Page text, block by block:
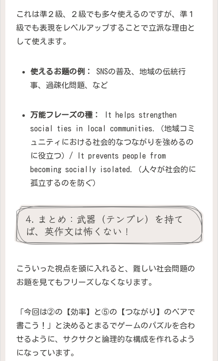
これは準２級、２級でも多々使えるのですが、準１
級でも表現をレベルアップすることで立派な理由と
して使えます。
使えるお題の例：
SNSの普及、地域の伝統行
事、過疎化問題、など
万能フレーズの種：
It helps strengthen
social ties in local communities.（地域コミ
ュニティにおける社会的なつながりを強めるの
に役立つ）/ It prevents people from
becoming socially isolated.（人々が社会的に
孤立するのを防ぐ）
4. まとめ：武器（テンプレ）を持て
ば、英作文は怖くない！
こういった視点を頭に入れると、難しい社会問題の
お題を見てもフリーズしなくなります。
「今回は②の【効率】と⑤の【つながり】のペアで
書こう！」と決めるとまるでゲームのパズルを合わ
せるように、サクサクと論理的な構成を作れるよう
になっています。